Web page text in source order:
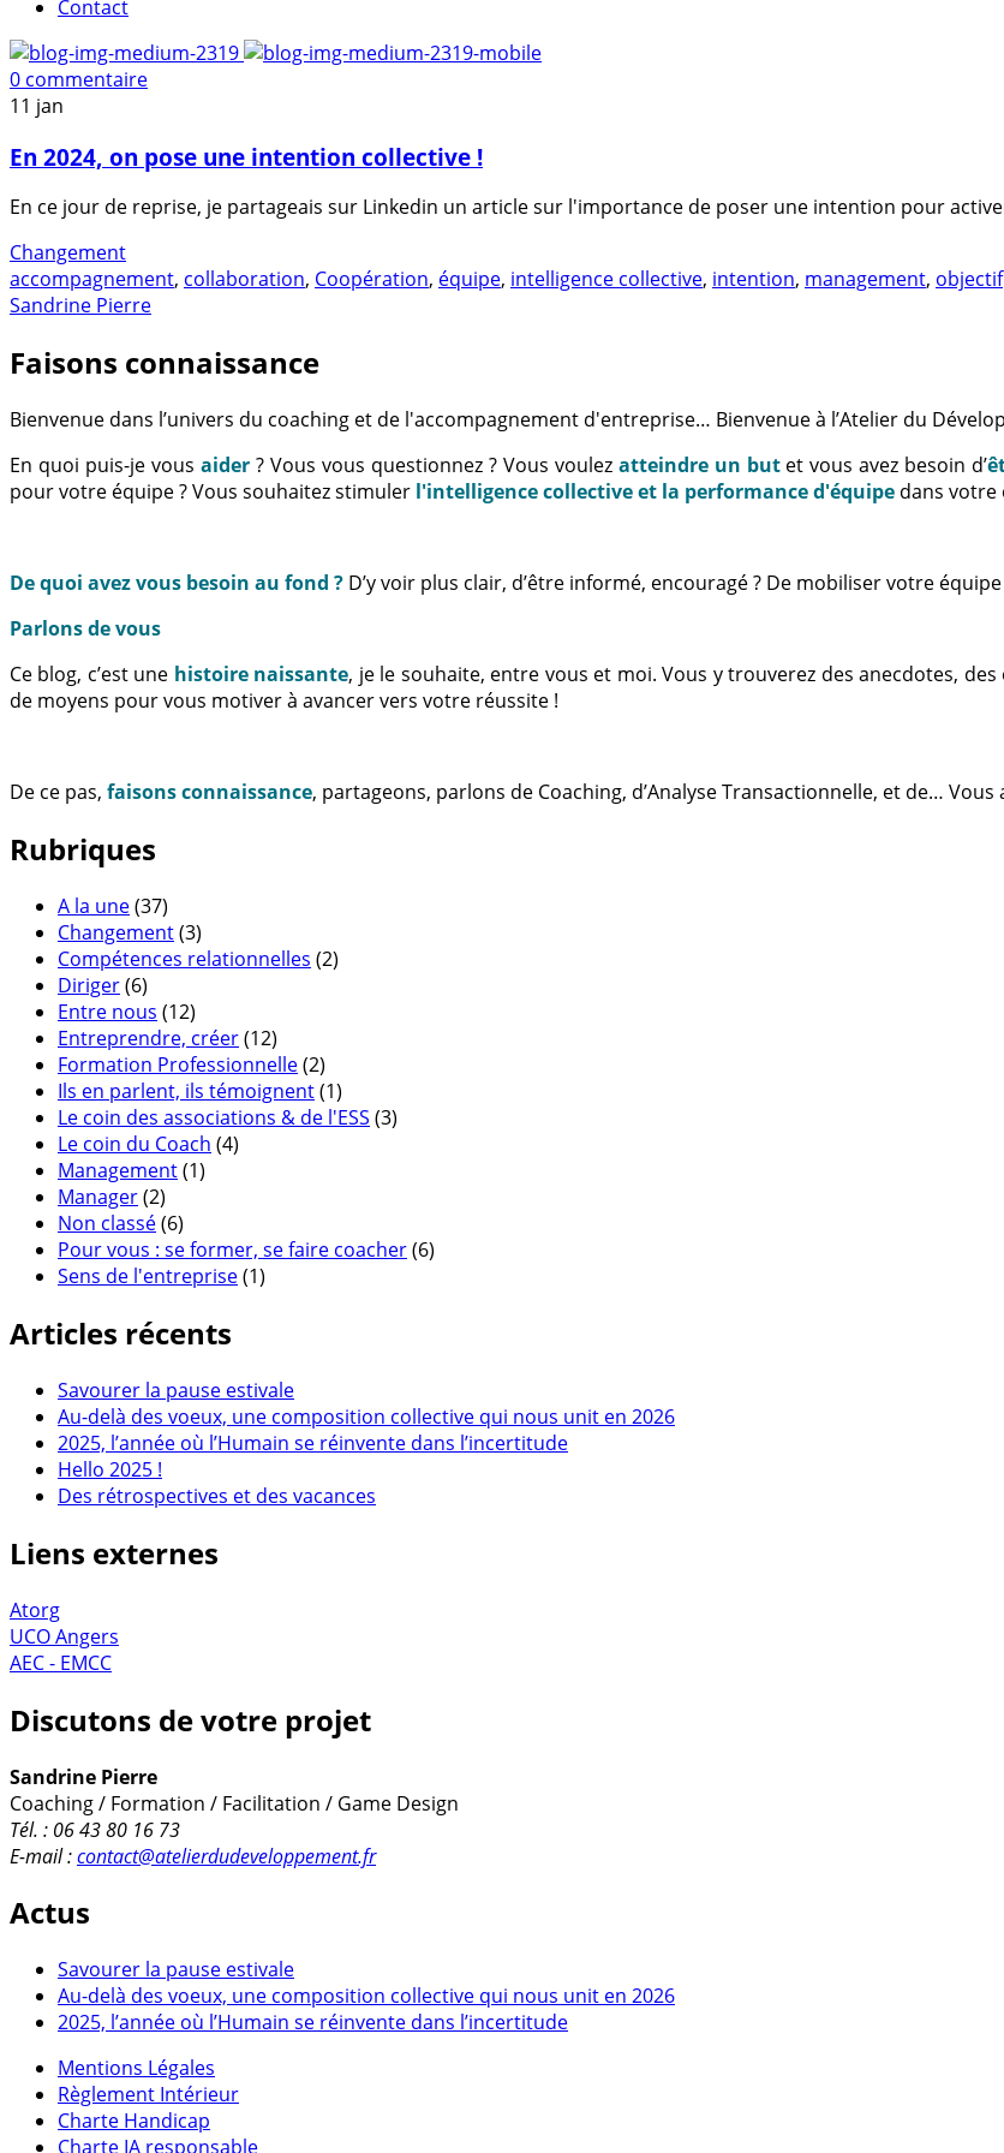
Contact
0 commentaire
11 jan
En 2024, on pose une intention collective !
En ce jour de reprise, je partageais sur Linkedin un article sur l'importance de poser une intention pour
Changement
accompagnement, collaboration, Coopération, équipe, intelligence collective, intention, management, objectif
Sandrine Pierre
Faisons connaissance
Bienvenue dans l’univers du coaching et de l'accompagnement d'entreprise… Bienvenue à l’Atelier du
En quoi puis-je vous aider? Vous vous questionnez ? Vous voulez atteindre un butet vous avez besoin d’
pour votre équipe ? Vous souhaitez stimuler l'intelligence collective et la performance d'équipe dans votre
De quoi avez vous besoin au fond ? D’y voir plus clair, d’être informé, encouragé ? De mobiliser votre
Parlons de vous
Ce blog, c’est une histoire naissante, je le souhaite, entre vous et moi. Vous y trouverez des anecdotes,
de moyens pour vous motiver à avancer vers votre réussite !
De ce pas, faisons connaissance, partageons, parlons de Coaching, d’Analyse Transactionnelle, et de… Vous
Rubriques
A la une(37)
Changement(3)
Compétences relationnelles (2)
Diriger(6)
Entre nous (12)
Entreprendre, créer(12)
Formation Professionnelle(2)
Ils en parlent, ils témoignent(1)
Le coin des associations & de l'ESS (3)
Le coin du Coach (4)
Management(1)
Manager(2)
Non classé(6)
Pour vous : se former, se faire coacher(6)
Sens de l'entreprise(1)
Articles récents
Savourer la pause estivale
Au-delà des voeux, une composition collective qui nous unit en 2026
2025, l’année où l’Humain se réinvente dans l’incertitude
Hello 2025 !
Des rétrospectives et des vacances
Liens externes
Atorg
UCO Angers
AEC - EMCC
Discutons de votre projet
Sandrine Pierre
Coaching / Formation / Facilitation / Game Design
Tél. : 06 43 80 16 73
E-mail :contact@atelierdudeveloppement.fr
Actus
Savourer la pause estivale
Au-delà des voeux, une composition collective qui nous unit en 2026
2025, l’année où l’Humain se réinvente dans l’incertitude
Mentions Légales
Règlement Intérieur
Charte Handicap
Charte IA responsable